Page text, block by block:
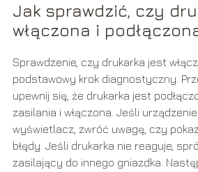
Jak sprawdzić, czy
włączona i
Sprawdzenie, czy drukarka jest
podstawowy krok diagnostyczny.
upewnij się, że drukarka jest
zasilania i włączona. Jeśli
wyświetlacz, zwróć uwagę, czy
błędy. Jeśli drukarka nie reaguje,
zasilający do innego gniazdka.